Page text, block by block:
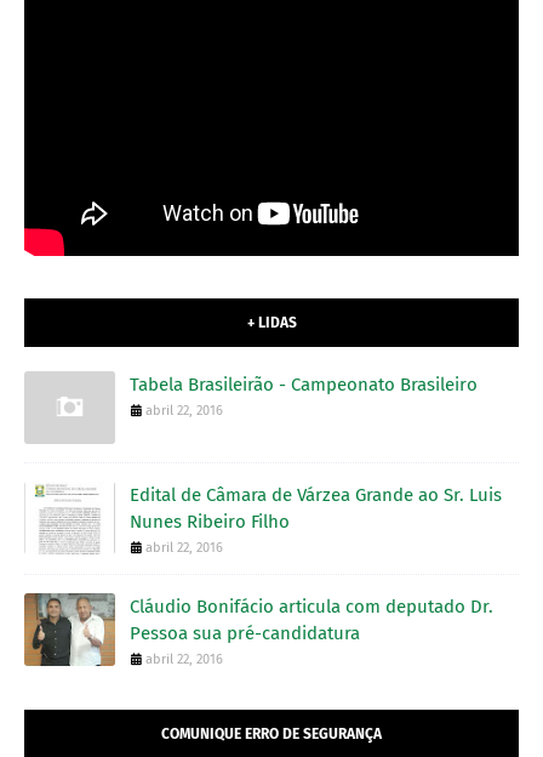
+ LIDAS
Tabela Brasileirão - Campeonato Brasileiro
abril 22, 2016
Edital de Câmara de Várzea Grande ao Sr. Luis
Nunes Ribeiro Filho
abril 22, 2016
Cláudio Bonifácio articula com deputado Dr.
Pessoa sua pré-candidatura
abril 22, 2016
COMUNIQUE ERRO DE SEGURANÇA